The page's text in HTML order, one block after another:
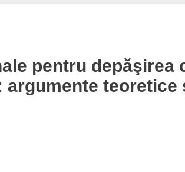
pentru depăşirea
argumente teoretice